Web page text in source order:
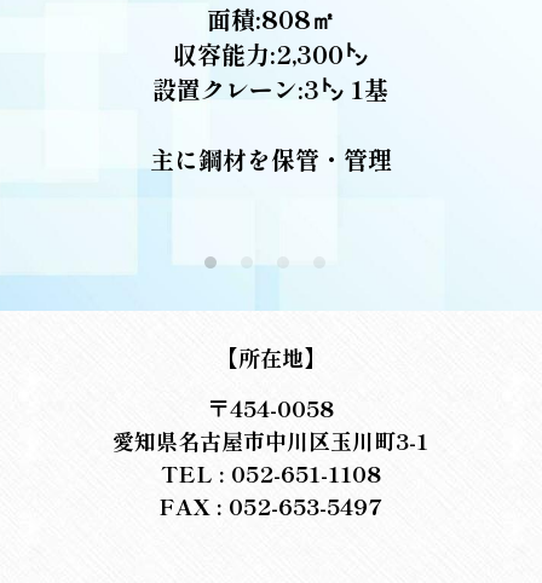
面積:808㎡
収容能力:2,300㌧
設置クレーン:3㌧ 1基
主に鋼材を保管・管理
【所在地】
〒454-0058
愛知県名古屋市中川区玉川町3-1
TEL : 052-651-1108
FAX : 052-653-5497